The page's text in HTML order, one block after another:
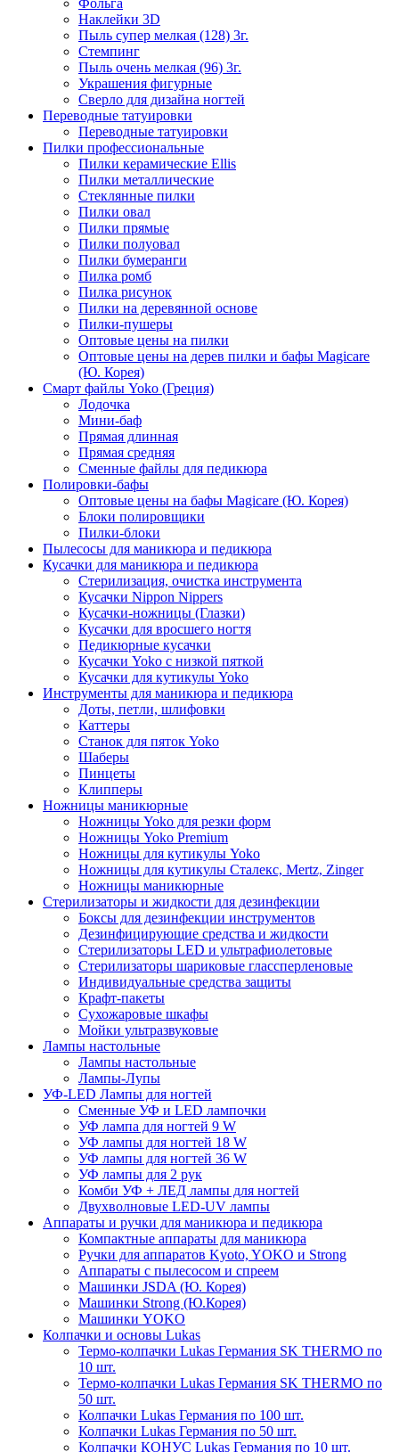
Фольга
Наклейки 3D
Пыль супер мелкая (128) 3г.
Стемпинг
Пыль очень мелкая (96) 3г.
Украшения фигурные
Сверло для дизайна ногтей
Переводные татуировки
Переводные татуировки
Пилки профессиональные
Пилки керамические Ellis
Пилки металлические
Стеклянные пилки
Пилки овал
Пилки прямые
Пилки полуовал
Пилки бумеранги
Пилка ромб
Пилка рисунок
Пилки на деревянной основе
Пилки-пушеры
Оптовые цены на пилки
Оптовые цены на дерев пилки и бафы Magicare
(Ю. Корея)
Смарт файлы Yoko (Греция)
Лодочка
Мини-баф
Прямая длинная
Прямая средняя
Сменные файлы для педикюра
Полировки-бафы
Оптовые цены на бафы Magicare (Ю. Корея)
Блоки полировщики
Пилки-блоки
Пылесосы для маникюра и педикюра
Кусачки для маникюра и педикюра
Стерилизация, очистка инструмента
Кусачки Nippon Nippers
Кусачки-ножницы (Глазки)
Кусачки для вросшего ногтя
Педикюрные кусачки
Кусачки Yoko с низкой пяткой
Кусачки для кутикулы Yoko
Инструменты для маникюра и педикюра
Доты, петли, шлифовки
Каттеры
Станок для пяток Yoko
Шаберы
Пинцеты
Клипперы
Ножницы маникюрные
Ножницы Yoko для резки форм
Ножницы Yoko Premium
Ножницы для кутикулы Yoko
Ножницы для кутикулы Сталекс, Mertz, Zinger
Ножницы маникюрные
Стерилизаторы и жидкости для дезинфекции
Боксы для дезинфекции инструментов
Дезинфицирующие средства и жидкости
Стерилизаторы LED и ультрафиолетовые
Стерилизаторы шариковые глассперленовые
Индивидуальные средства защиты
Крафт-пакеты
Сухожаровые шкафы
Мойки ультразвуковые
Лампы настольные
Лампы настольные
Лампы-Лупы
УФ-LED Лампы для ногтей
Сменные УФ и LED лампочки
УФ лампа для ногтей 9 W
УФ лампы для ногтей 18 W
УФ лампы для ногтей 36 W
УФ лампы для 2 рук
Комби УФ + ЛЕД лампы для ногтей
Двухволновые LED-UV лампы
Аппараты и ручки для маникюра и педикюра
Компактные аппараты для маникюра
Ручки для аппаратов Kyoto, YOKO и Strong
Аппараты с пылесосом и спреем
Машинки JSDA (Ю. Корея)
Машинки Strong (Ю.Корея)
Машинки YOKO
Колпачки и основы Lukas
Термо-колпачки Lukas Германия SK THERMO по
10 шт.
Термо-колпачки Lukas Германия SK THERMO по
50 шт.
Колпачки Lukas Германия по 100 шт.
Колпачки Lukas Германия по 50 шт.
Колпачки КОНУС Lukas Германия по 10 шт.